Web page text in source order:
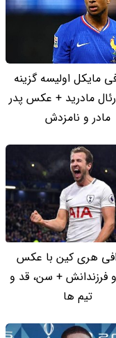
مایکل اولیسه گزینه
مادرید + عکس پدر
مادر و نامزدش
هری کین با عکس
فرزندانش + سن، قد و
تیم ها